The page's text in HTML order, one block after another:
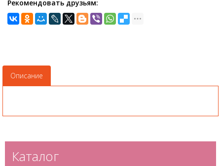
Рекомендовать друзьям:
Описание
Каталог